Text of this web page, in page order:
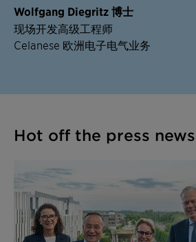
Wolfgang Diegritz 博士
现场开发高级工程师
Celanese 欧洲电子电气业务
Hot off the press news